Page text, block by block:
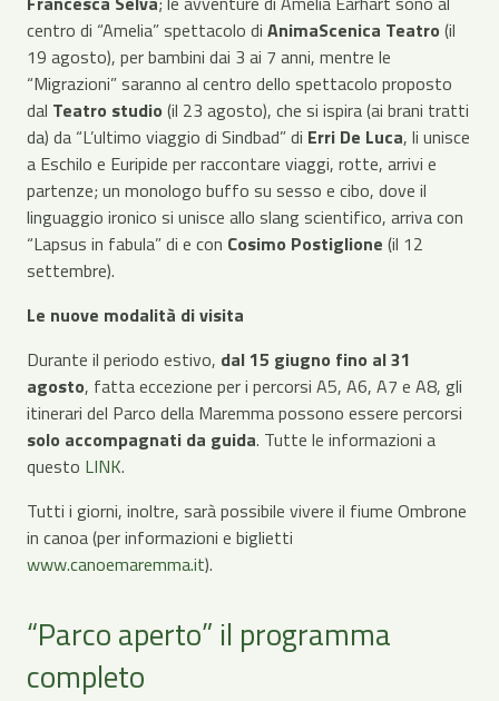
centro di “Amelia” spettacolo di AnimaScenica Teatro (il
19 agosto), per bambini dai 3 ai 7 anni, mentre le
“Migrazioni” saranno al centro dello spettacolo proposto
dal Teatro studio (il 23 agosto), che si ispira (ai brani tratti
da) da “L’ultimo viaggio di Sindbad” di Erri De Luca, li unisce
a Eschilo e Euripide per raccontare viaggi, rotte, arrivi e
partenze; un monologo buffo su sesso e cibo, dove il
linguaggio ironico si unisce allo slang scientifico, arriva con
“Lapsus in fabula” di e con Cosimo Postiglione (il 12
settembre).
Le nuove modalità di visita
Durante il periodo estivo, dal 15 giugno fino al 31
agosto, fatta eccezione per i percorsi A5, A6, A7 e A8, gli
itinerari del Parco della Maremma possono essere percorsi
solo accompagnati da guida. Tutte le informazioni a
questo LINK.
Tutti i giorni, inoltre, sarà possibile vivere il fiume Ombrone
in canoa (per informazioni e biglietti
www.canoemaremma.it).
“Parco aperto” il programma
completo